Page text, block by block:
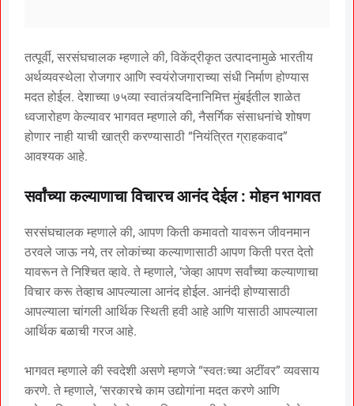
तत्पूर्वी, सरसंघचालक म्हणाले की, विकेंद्रीकृत उत्पादनामुळे भारतीय
अर्थव्यवस्थेला रोजगार आणि स्वयंरोजगाराच्या संधी निर्माण होण्यास
मदत होईल. देशाच्या ७५व्या स्वातंत्र्यदिनानिमित्त मुंबईतील शाळेत
ध्वजारोहण केल्यावर भागवत म्हणाले की, नैसर्गिक संसाधनांचे शोषण
होणार नाही याची खात्री करण्यासाठी “नियंत्रित ग्राहकवाद”
आवश्यक आहे.
सर्वांच्या कल्याणाचा विचारच आनंद देईल : मोहन भागवत
सरसंघचालक म्हणाले की, आपण किती कमावतो यावरून जीवनमान
ठरवले जाऊ नये, तर लोकांच्या कल्याणासाठी आपण किती परत देतो
यावरून ते निश्चित व्हावे. ते म्हणाले, ‘जेव्हा आपण सर्वांच्या कल्याणाचा
विचार करू तेव्हाच आपल्याला आनंद होईल. आनंदी होण्यासाठी
आपल्याला चांगली आर्थिक स्थिती हवी आहे आणि यासाठी आपल्याला
आर्थिक बळाची गरज आहे.
भागवत म्हणाले की स्वदेशी असणे म्हणजे “स्वतःच्या अटींवर” व्यवसाय
करणे. ते म्हणाले, ‘सरकारचे काम उद्योगांना मदत करणे आणि